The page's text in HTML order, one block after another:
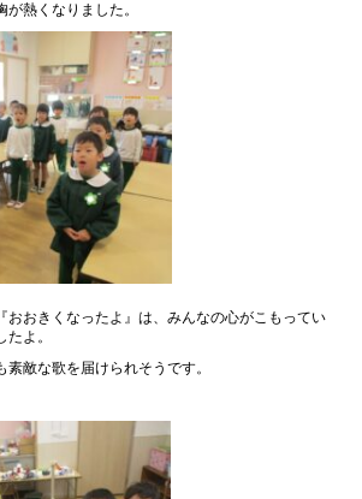
熱くなりました。
おおきくなったよ』は、みんなの心がこもってい
よ。
敵な歌を届けられそうです。